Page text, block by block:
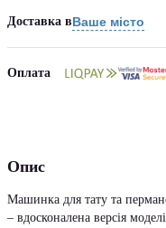
Доставка вВаше місто
Оплата
Опис
Машинка для тату та
– вдосконалена версія